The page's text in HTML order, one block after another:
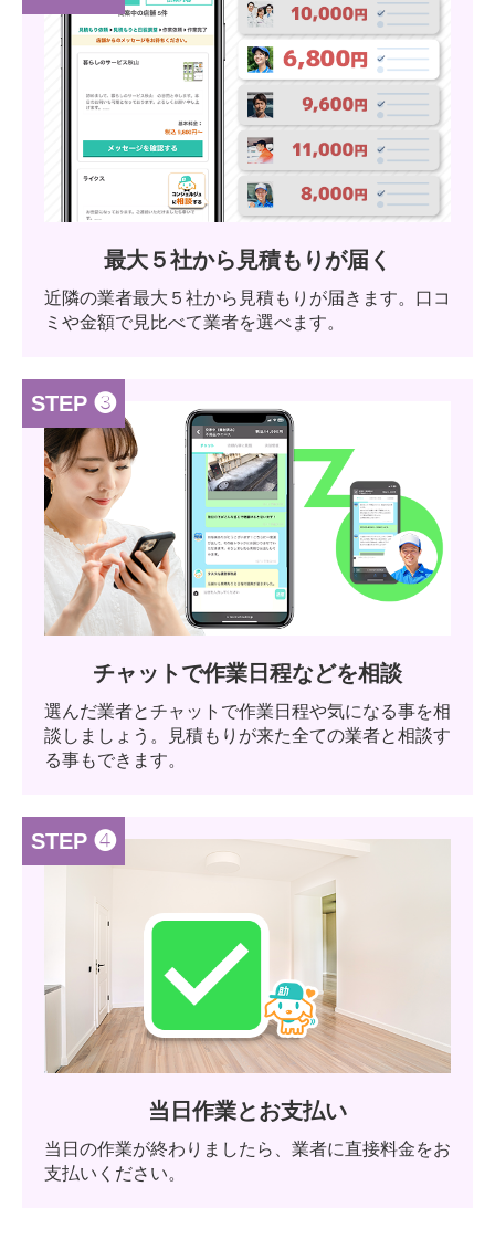
最大５社から見積もりが届く
近隣の業者最大５社から見積もりが届きます。口コ
ミや金額で見比べて業者を選べます。
STEP ❸
チャットで作業日程などを相談
選んだ業者とチャットで作業日程や気になる事を相
談しましょう。見積もりが来た全ての業者と相談す
る事もできます。
STEP ❹
当日作業とお支払い
当日の作業が終わりましたら、業者に直接料金をお
支払いください。